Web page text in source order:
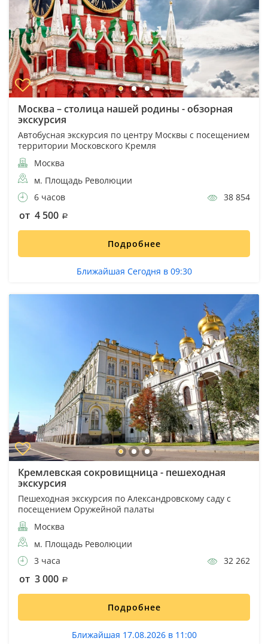
Москва – столица нашей родины - обзорная
экскурсия
Автобусная экскурсия по центру Москвы с посещением
территории Московского Кремля
Москва
м. Площадь Революции
6 часов
38 854
от 4 500
Подробнее
Ближайшая Сегодня в 09:30
Кремлевская сокровищница - пешеходная
экскурсия
Пешеходная экскурсия по Александровскому саду с
посещением Оружейной палаты
Москва
м. Площадь Революции
3 часа
32 262
от 3 000
Подробнее
Ближайшая 17.08.2026 в 11:00